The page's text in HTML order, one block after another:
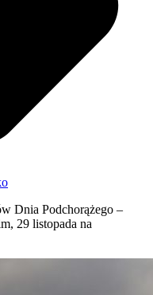
Dnia Podchorążego –
29 listopada na